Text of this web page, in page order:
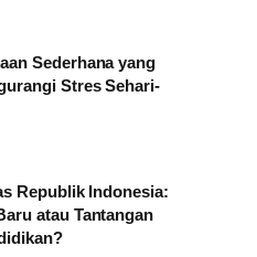
Sederhana yang
Stres Sehari-
Republik Indonesia:
atau Tantangan